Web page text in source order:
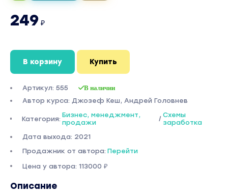
249 ₽
В корзину Купить
Артикул: 555 В наличии
Автор курса: Джозеф Кеш, Андрей Головнев
Категория: Бизнес, менеджмент,
продажи
/ Схемы
заработка
Дата выхода: 2021
Продажник от автора: Перейти
Цена у автора: 113000 ₽
Описание